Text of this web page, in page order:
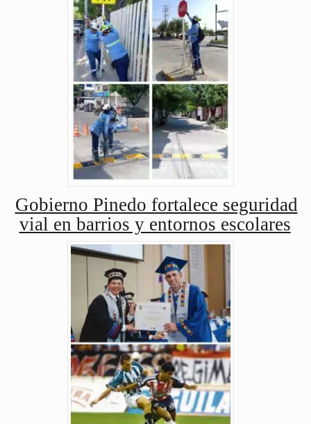
Gobierno Pinedo fortalece seguridad
vial en barrios y entornos escolares